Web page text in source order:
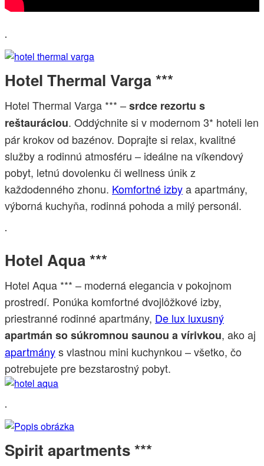
.
Hotel Thermal Varga ***
Hotel Thermal Varga *** –srdce rezortu s
reštauráciou. Oddýchnite si v modernom 3* hoteli len
pár krokov od bazénov. Doprajte si relax, kvalitné
služby a rodinnú atmosféru – ideálne na víkendový
pobyt, letnú dovolenku či wellness únik z
každodenného zhonu. Komfortné izbya apartmány,
výborná kuchyňa, rodinná pohoda a milý personál.
.
Hotel Aqua ***
Hotel Aqua *** – moderná elegancia v pokojnom
prostredí. Ponúka komfortné dvojlôžkové izby,
priestranné rodinné apartmány, De lux luxusný
apartmán so súkromnou saunou a vírivkou, ako aj
apartmánys vlastnou mini kuchynkou – všetko, čo
potrebujete pre bezstarostný pobyt.
.
Spirit apartments ***